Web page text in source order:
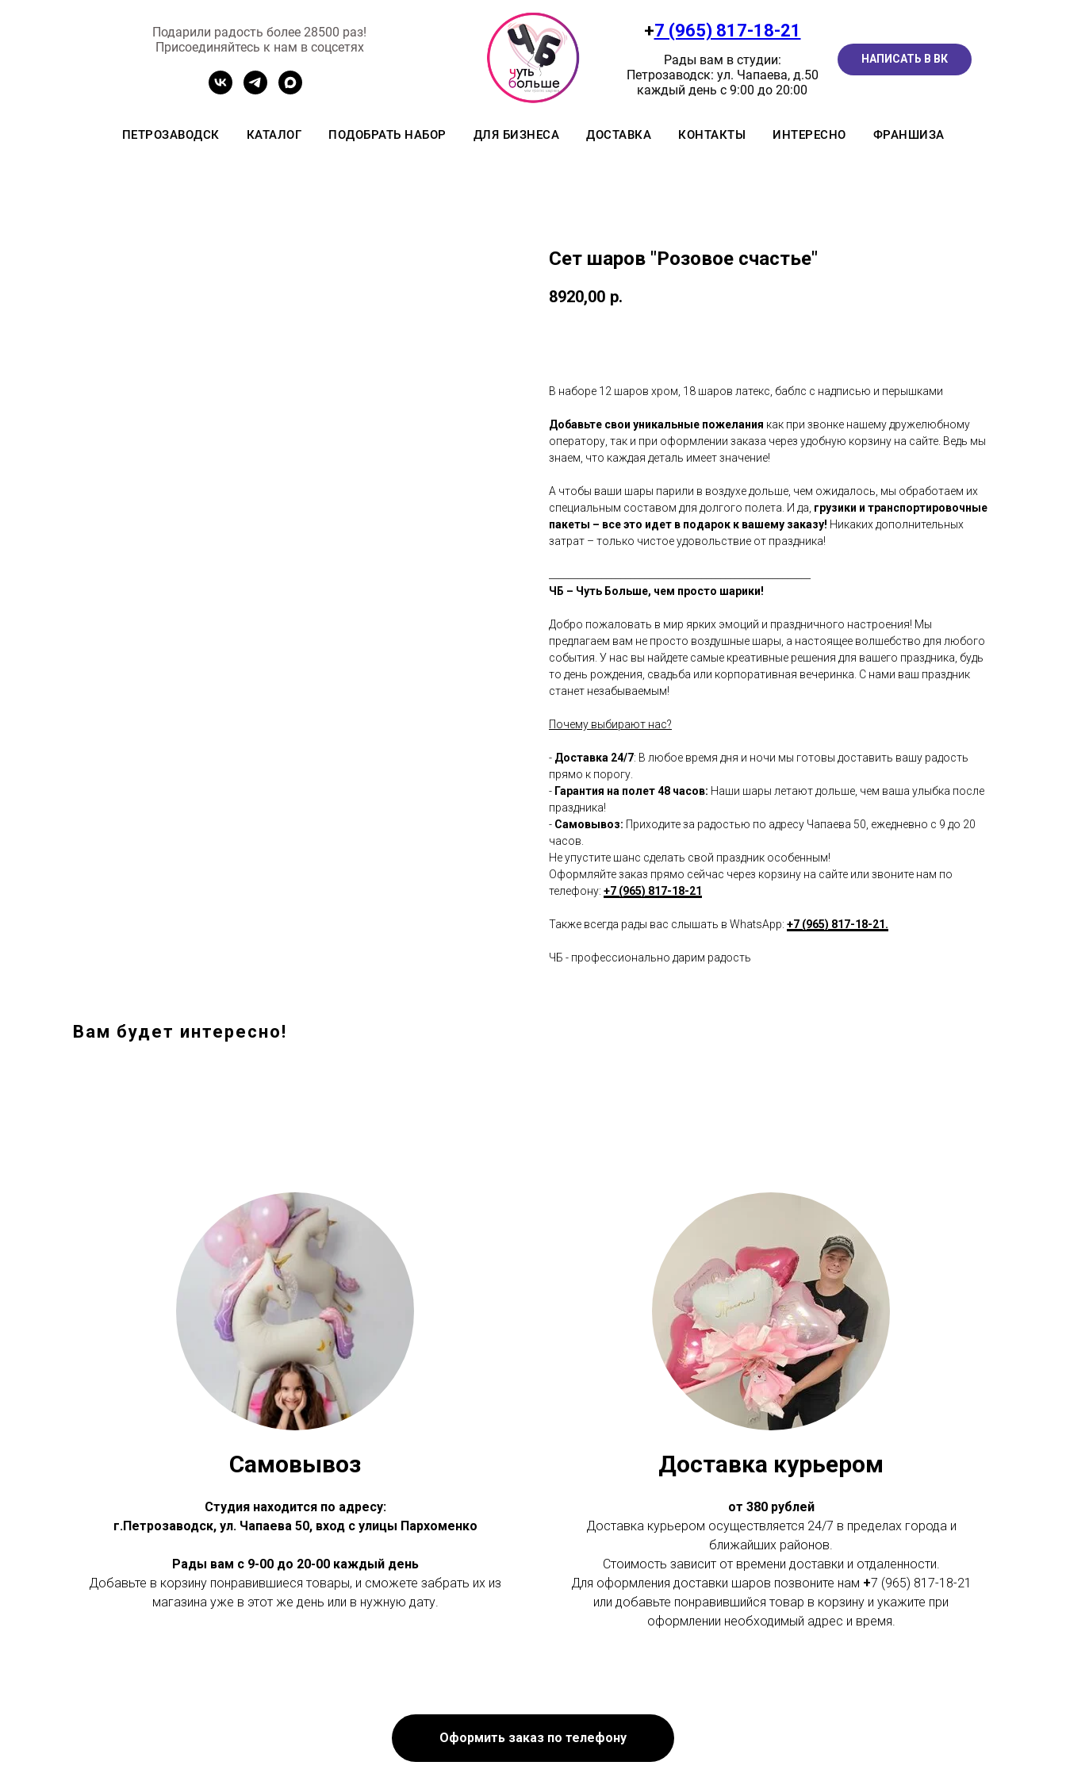
Подарили радость более 28500 раз!
Присоединяйтесь к нам в соцсетях
+7 (965) 817-18-21
Рады вам в студии:
Петрозаводск: ул. Чапаева, д.50
каждый день с 9:00 до 20:00
НАПИСАТЬ В ВК
ПЕТРОЗАВОДСК КАТАЛОГ ПОДОБРАТЬ НАБОР ДЛЯ БИЗНЕСА ДОСТАВКА КОНТАКТЫ ИНТЕРЕСНО ФРАНШИЗА
Сет шаров "Розовое счастье"
8920,00 р.
В наборе 12 шаров хром, 18 шаров латекс, баблс с надписью и перышками
Добавьте свои уникальные пожелания как при звонке нашему дружелюбному
оператору, так и при оформлении заказа через удобную корзину на сайте. Ведь мы
знаем, что каждая деталь имеет значение!
А чтобы ваши шары парили в воздухе дольше, чем ожидалось, мы обработаем их
специальным составом для долгого полета. И да, грузики и транспортировочные
пакеты – все это идет в подарок к вашему заказу! Никаких дополнительных
затрат – только чистое удовольствие от праздника!
ЧБ – Чуть Больше, чем просто шарики!
Добро пожаловать в мир ярких эмоций и праздничного настроения! Мы
предлагаем вам не просто воздушные шары, а настоящее волшебство для любого
события. У нас вы найдете самые креативные решения для вашего праздника, будь
то день рождения, свадьба или корпоративная вечеринка. С нами ваш праздник
станет незабываемым!
Почему выбирают нас?
- Доставка 24/7: В любое время дня и ночи мы готовы доставить вашу радость
прямо к порогу.
- Гарантия на полет 48 часов: Наши шары летают дольше, чем ваша улыбка после
праздника!
- Самовывоз: Приходите за радостью по адресу Чапаева 50, ежедневно с 9 до 20
часов.
Не упустите шанс сделать свой праздник особенным!
Оформляйте заказ прямо сейчас через корзину на сайте или звоните нам по
телефону: +7 (965) 817-18-21
Также всегда рады вас слышать в WhatsApp: +7 (965) 817-18-21.
ЧБ - профессионально дарим радость
Вам будет интересно!
Самовывоз
Студия находится по адресу:
г.Петрозаводск, ул. Чапаева 50, вход с улицы Пархоменко
Рады вам с 9-00 до 20-00 каждый день
Добавьте в корзину понравившиеся товары, и сможете забрать их из
магазина уже в этот же день или в нужную дату.
Доставка курьером
от 380 рублей
Доставка курьером осуществляется 24/7 в пределах города и
ближайших районов.
Стоимость зависит от времени доставки и отдаленности.
Для оформления доставки шаров позвоните нам +7 (965) 817-18-21
или добавьте понравившийся товар в корзину и укажите при
оформлении необходимый адрес и время.
Оформить заказ по телефону